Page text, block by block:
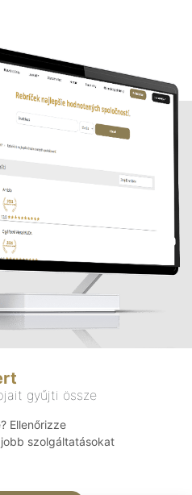
gyűjti össze
Ellenőrizze
szolgáltatásokat